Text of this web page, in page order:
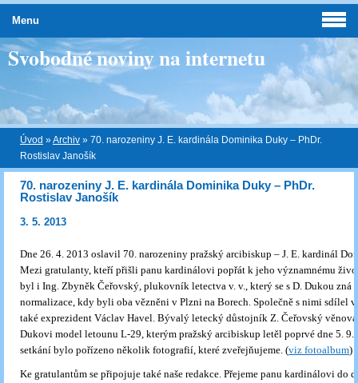
Svobodné noviny na internetu
Úvod »Archiv » 70. narozeniny J. E. kardinála Dominika Duky – PhDr.
Rostislav Janošík
70. narozeniny J. E. kardinála Dominika Duky – PhDr.
Rostislav Janošík
3. 5. 2013
Dne 26. 4. 2013 oslavil 70. narozeniny pražský arcibiskup – J. E. kardinál
Mezi gratulanty, kteří přišli panu kardinálovi popřát k jeho významnému
byl i Ing. Zbyněk Čeřovský, plukovník letectva v. v., který se s D. Dukou zná
normalizace, kdy byli oba vězněni v Plzni na Borech. Společně s nimi sdílel
také exprezident Václav Havel. Bývalý letecký důstojník Z. Čeřovský
Dukovi model letounu L-29, kterým pražský arcibiskup letěl poprvé dne 5. 9.
setkání bylo pořízeno několik fotografií, které zveřejňujeme. (viz fotoalbum)
Ke gratulantům se připojuje také naše redakce. Přejeme panu kardinálovi do
Menu